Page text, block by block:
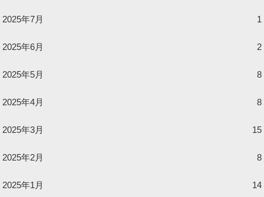
2025年7月 1
2025年6月 2
2025年5月 8
2025年4月 8
2025年3月 15
2025年2月 8
2025年1月 14